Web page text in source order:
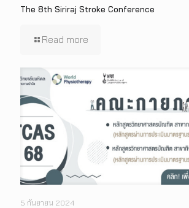
The 8th Siriraj Stroke Conference
Read more
5 กันยายน 2024